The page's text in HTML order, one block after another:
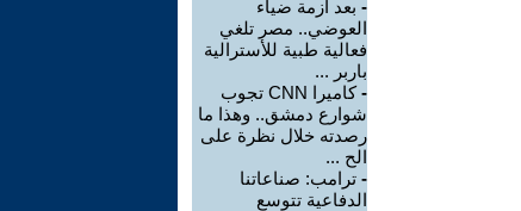
- بعد أزمة ضياء
العوضي.. مصر تلغي
فعالية طبية للأسترالية
باربر ...
-
كاميرا CNN تجوب
شوارع دمشق.. وهذا ما
رصدته خلال نظرة على
الح ...
- ترامب: صناعاتنا
الدفاعية تتوسع